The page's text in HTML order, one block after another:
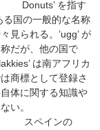
Donuts’ を指す
国の一般的な名称
見られる。’ugg’ が
だが、他の国で
は南アフリカ
商標として登録さ
体に関する知識や
はならない。
の